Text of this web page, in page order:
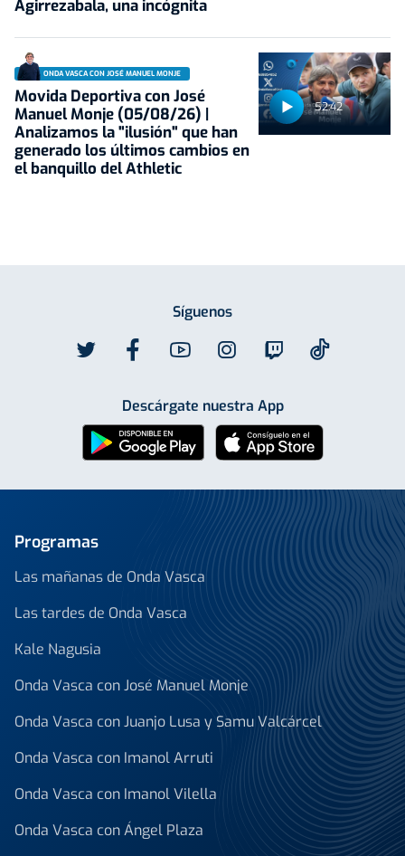
Agirrezabala, una incógnita
52:42
ONDA VASCA CON JOSÉ MANUEL MONJE
Movida Deportiva con José
Manuel Monje (05/08/26) |
Analizamos la "ilusión" que han
generado los últimos cambios en
el banquillo del Athletic
Síguenos
Descárgate nuestra App
Programas
Las mañanas de Onda Vasca
Las tardes de Onda Vasca
Kale Nagusia
Onda Vasca con José Manuel Monje
Onda Vasca con Juanjo Lusa y Samu Valcárcel
Onda Vasca con Imanol Arruti
Onda Vasca con Imanol Vilella
Onda Vasca con Ángel Plaza